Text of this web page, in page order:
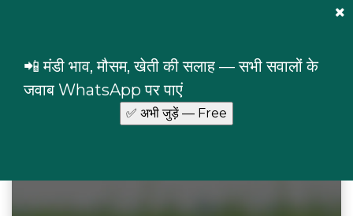
📲 मंडी भाव, मौसम, खेती की सलाह — सभी सवालों के
जवाब WhatsApp पर पाएं
Login
Home Commodities Palash flowers